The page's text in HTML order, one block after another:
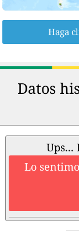
Haga
Datos
Ups...
Lo